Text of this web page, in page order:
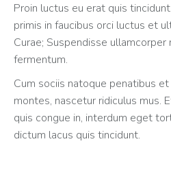
Proin luctus eu erat quis
primis in faucibus orci luctus et
Curae; Suspendisse ullamcorper
fermentum.
Cum sociis natoque penatibus
montes, nascetur ridiculus mus.
quis congue in, interdum eget
dictum lacus quis tincidunt.